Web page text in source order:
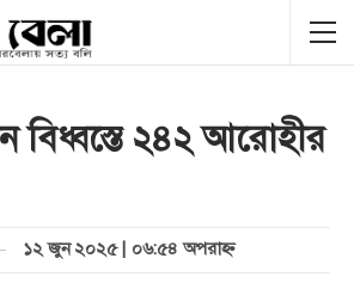
বিধ্বস্তে ২৪২ আরোহীর
১২ জুন ২০২৫ | ০৬:৫৪ অপরাহ্ণ